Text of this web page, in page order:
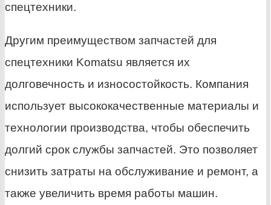
спецтехники.
Другим преимуществом запчастей для
спецтехники Komatsu является их
долговечность и износостойкость. Компания
использует высококачественные материалы и
технологии производства, чтобы обеспечить
долгий срок службы запчастей. Это позволяет
снизить затраты на обслуживание и ремонт, а
также увеличить время работы машин.